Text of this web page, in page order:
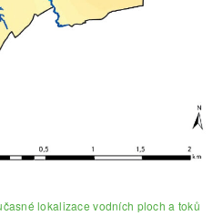
lokalizace vodních ploch a toků